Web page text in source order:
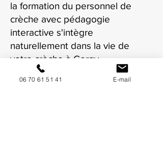
la formation du personnel de
crèche avec pédagogie
interactive s'intègre
naturellement dans la vie de
votre crèche à Cergy.
06 70 61 51 41 E-mail